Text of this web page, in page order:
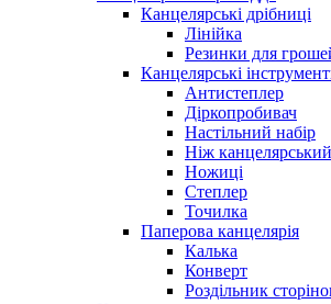
Канцелярські дрібниці
Лінійка
Резинки для
Канцелярські
Антистеплер
Діркопробивач
Настільний набір
Ніж канцелярський
Ножиці
Степлер
Точилка
Паперова канцелярія
Калька
Конверт
Роздільник